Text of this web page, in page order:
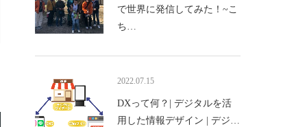
で世界に発信してみた！~こ
ち…
2022.07.15
DXって何？| デジタルを活
用した情報デザイン | デジ…